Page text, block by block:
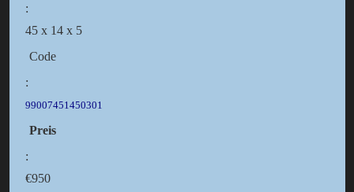
:
45 x 14 x 5
Code
:
99007451450301
Preis
:
€950